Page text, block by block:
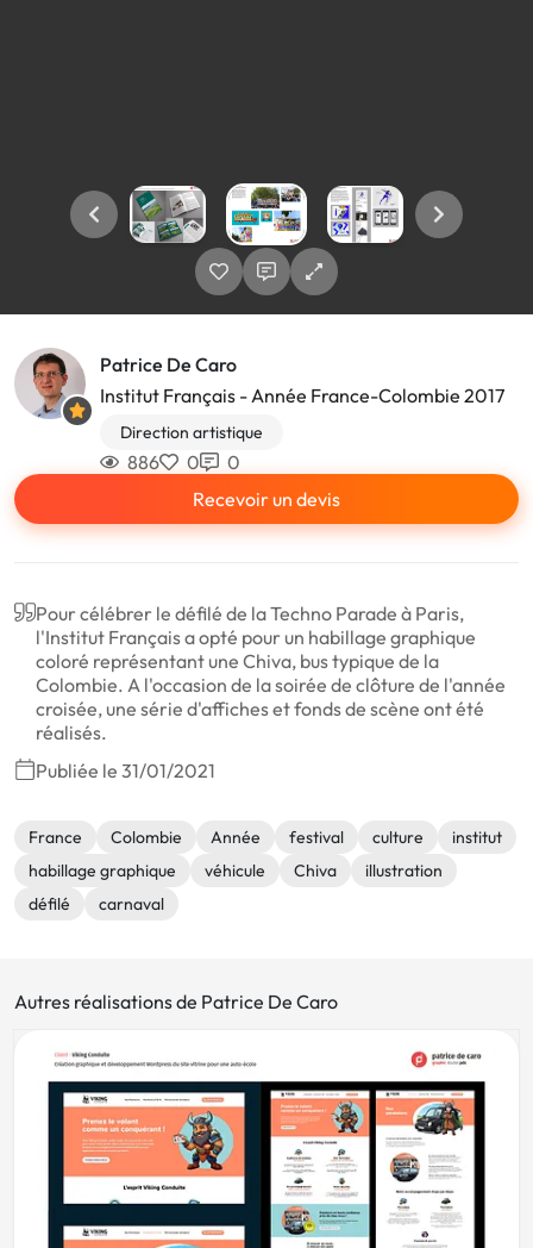
Patrice De Caro
Institut Français - Année France-Colombie 2017
Direction artistique
886 0
0
Recevoir un devis
Pour célébrer le défilé de la Techno Parade à Paris,
l'Institut Français a opté pour un habillage graphique
coloré représentant une Chiva, bus typique de la
Colombie. A l'occasion de la soirée de clôture de l'année
croisée, une série d'affiches et fonds de scène ont été
réalisés.
Publiée le 31/01/2021
France Colombie Année festival culture
institut
habillage graphique
véhicule Chiva
illustration
défilé
carnaval
Autres réalisations de Patrice De Caro